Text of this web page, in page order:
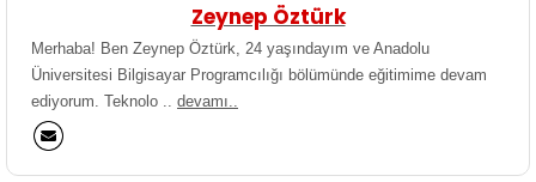
Zeynep Öztürk
Merhaba! Ben Zeynep Öztürk, 24 yaşındayım ve Anadolu
Üniversitesi Bilgisayar Programcılığı bölümünde eğitimime devam
ediyorum. Teknolo .. devamı..